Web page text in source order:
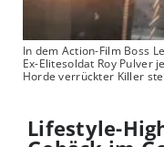
In dem Action-Film Boss
Ex-Elitesoldat Roy Pulver
Horde verrückter Killer
Lifestyle-